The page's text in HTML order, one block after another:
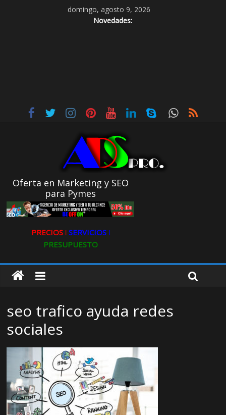
domingo, agosto 9, 2026
Novedades:
Oferta en Marketing y SEO
para Pymes
PRECIOS ǀ SERVICIOS ǀ
PRESUPUESTO
seo trafico ayuda redes
sociales